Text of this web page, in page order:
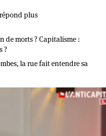
répond plus
de morts ? Capitalisme :
?
la rue fait entendre sa